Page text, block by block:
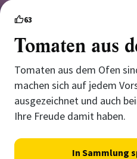
63
Tomaten aus
Tomaten aus dem Ofen
machen sich auf jedem
ausgezeichnet und auch
Ihre Freude damit haben.
In Sammlung